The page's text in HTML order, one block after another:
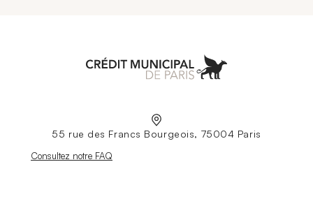
55 rue des Francs Bourgeois, 75004 Paris
Nouvelle fenêtre
Consultez notre FAQ